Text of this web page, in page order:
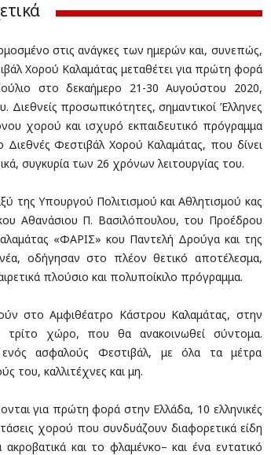
ε
,
ω
στις ανάγκες των ημερών και, συνεπώς,
Χορού Καλαμάτας μεταθέτει για πρώτη φορά
στο δεκαήμερο 21-30 Αυγούστου 2020,
Διεθνείς προσωπικότητες, σημαντικοί Έλληνες
χορού και ισχυρό εκπαιδευτικό πρόγραμμα
Φεστιβάλ Χορού Καλαμάτας, που δίνει
συγκυρία των 26 χρόνων λειτουργίας του.
της Υπουργού Πολιτισμού και Αθλητισμού κας
Αθανάσιου Π. Βασιλόπουλου, του Προέδρου
«ΦΑΡΙΣ» κου Παντελή Δρούγα και της
οδήγησαν στο πλέον θετικό αποτέλεσμα,
πλούσιο και πολυποίκιλο πρόγραμμα.
στο Αμφιθέατρο Κάστρου Καλαμάτας, στην
τρίτο χώρο, που θα ανακοινωθεί σύντομα.
ασφαλούς Φεστιβάλ, με όλα τα μέτρα
του, καλλιτέχνες και μη.
για πρώτη φορά στην Ελλάδα, 10 ελληνικές
χορού που συνδυάζουν διαφορετικά είδη
και το φλαμένκο– και ένα εντατικό